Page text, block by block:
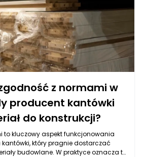
z normami w
producent kantówki
do konstrukcji?
to kluczowy aspekt funkcjonowania
który pragnie dostarczać
budowlane. W praktyce oznacza to,